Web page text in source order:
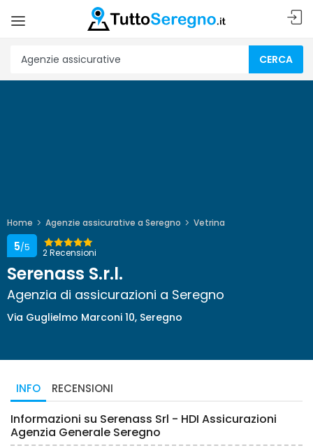
CERCA
Home Agenzie assicurative a Seregno Vetrina
2 Recensioni
5/5
Serenass S.r.l.
Agenzia di assicurazioni a Seregno
Via Guglielmo Marconi 10, Seregno
INFO RECENSIONI
Informazioni su Serenass Srl - HDI Assicurazioni
Agenzia Generale Seregno